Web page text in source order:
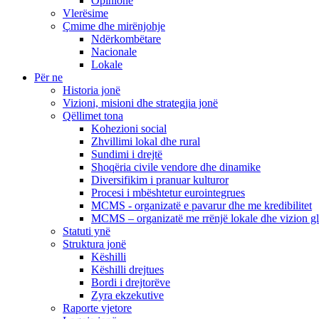
Vlerësime
Çmime dhe mirënjohje
Ndërkombëtare
Nacionale
Lokale
Për ne
Historia jonë
Vizioni, misioni dhe strategjia jonë
Qëllimet tona
Kohezioni social
Zhvillimi lokal dhe rural
Sundimi i drejtë
Shoqëria civile vendore dhe dinamike
Diversifikim i pranuar kulturor
Procesi i mbështetur eurointegrues
MCMS - organizatë e pavarur dhe me kredibilitet
MCMS – organizatë me rrënjë lokale dhe vizion
Statuti ynë
Struktura jonë
Këshilli
Këshilli drejtues
Bordi i drejtorëve
Zyra ekzekutive
Raporte vjetore